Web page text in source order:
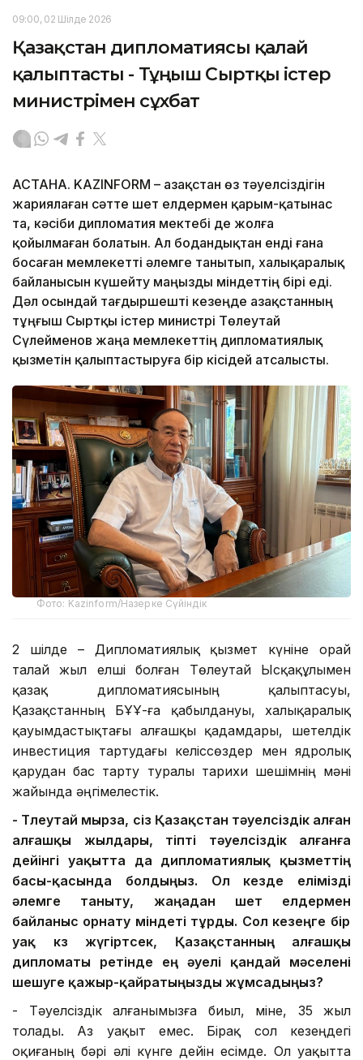
09:00, 02 Шілде 2026
Қазақстан дипломатиясы қалай
қалыптасты - Тұңғыш Сыртқы істер
министрімен сұхбат
АСТАНА. KAZINFORM – Қазақстан өз тәуелсіздігін
жариялаған сәтте шет елдермен қарым-қатынас
та, кәсіби дипломатия мектебі де жолға
қойылмаған болатын. Ал бодандықтан енді ғана
босаған мемлекетті әлемге танытып, халықаралық
байланысын күшейту маңызды міндеттің бірі еді.
Дәл осындай тағдыршешті кезеңде Қазақстанның
тұңғыш Сыртқы істер министрі Төлеутай
Сүлейменов жаңа мемлекеттің дипломатиялық
қызметін қалыптастыруға бір кісідей атсалысты.
Фото: Kazinform/Назерке Сүйіндік
2 шілде – Дипломатиялық қызмет күніне орай
талай жыл елші болған Төлеутай Ысқақұлымен
қазақ дипломатиясының қалыптасуы,
Қазақстанның БҰҰ-ға қабылдануы, халықаралық
қауымдастықтағы алғашқы қадамдары, шетелдік
инвестиция тартудағы келіссөздер мен ядролық
қарудан бас тарту туралы тарихи шешімнің мәні
жайында әңгімелестік.
- Төлеутай мырза, сіз Қазақстан тәуелсіздік алған
алғашқы жылдары, тіпті тәуелсіздік алғанға
дейінгі уақытта да дипломатиялық қызметтің
басы-қасында болдыңыз. Ол кезде елімізді
әлемге таныту, жаңадан шет елдермен
байланыс орнату міндеті тұрды. Сол кезеңге бір
уақ көз жүгіртсек, Қазақстанның алғашқы
дипломаты ретінде ең әуелі қандай мәселені
шешуге қажыр-қайратыңызды жұмсадыңыз?
- Тәуелсіздік алғанымызға биыл, міне, 35 жыл
толады. Аз уақыт емес. Бірақ сол кезеңдегі
оқиғаның бәрі әлі күнге дейін есімде. Ол уақытта